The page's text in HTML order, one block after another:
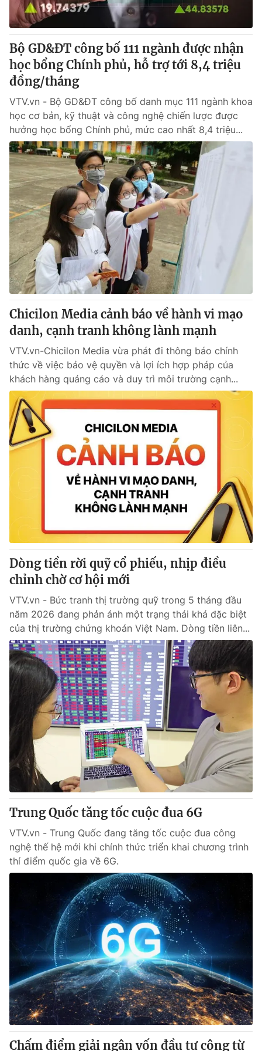
Thị trường 24h Tấm lòng Việt
VTV4 Vươn mình bằng AI
VTV9 VTV8
Liên hệ tòa soạn English
THỜI BÁO VTV
Theo dõi báo trên
Cơ quan chủ quản: Đài Truyền hình Việt Nam
Cơ quan báo chí:Thời báo VTV
Giấy phép hoạt động báo in và báo điện tử số 483/GP-BTTTT
cấp ngày 29/12/2023
Tổng Biên tập:Vũ Thanh Thủy
Phó Tổng Biên tập:Nguyễn Thị Mỹ Hạnh, Phạm Quốc Thắng,
Nguyễn Trọng Ninh
024.38 355 931 - 024.38 355 932
Ðiện thoại Thời báo VTV:024.66 897 897
Email:toasoan@vtv.vn
Liên hệ quảng cáo:024-7300.7108
® Cấm sao chép dưới mọi hình thức nếu không có sự chấp
thuận bằng văn bản. Ghi rõ nguồn VTV.vn khi phát hành lại
thông tin từ website này.
Bộ GD&ĐT công bố 111 ngành được nhận
học bổng Chính phủ, hỗ trợ tới 8,4 triệu
đồng/tháng
VTV.vn - Bộ GD&ĐT công bố danh mục 111 ngành khoa
học cơ bản, kỹ thuật và công nghệ chiến lược được
hưởng học bổng Chính phủ, mức cao nhất 8,4 triệu...
Chicilon Media cảnh báo về hành vi mạo
danh, cạnh tranh không lành mạnh
VTV.vn-Chicilon Media vừa phát đi thông báo chính
thức về việc bảo vệ quyền và lợi ích hợp pháp của
khách hàng quảng cáo và duy trì môi trường cạnh...
Dòng tiền rời quỹ cổ phiếu, nhịp điều
chỉnh chờ cơ hội mới
VTV.vn - Bức tranh thị trường quỹ trong 5 tháng đầu
năm 2026 đang phản ánh một trạng thái khá đặc biệt
của thị trường chứng khoán Việt Nam. Dòng tiền liên...
Trung Quốc tăng tốc cuộc đua 6G
VTV.vn - Trung Quốc đang tăng tốc cuộc đua công
nghệ thế hệ mới khi chính thức triển khai chương trình
thí điểm quốc gia về 6G.
Chấm điểm giải ngân vốn đầu tư công từ